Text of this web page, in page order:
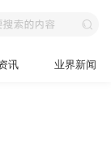
讯 业界新闻